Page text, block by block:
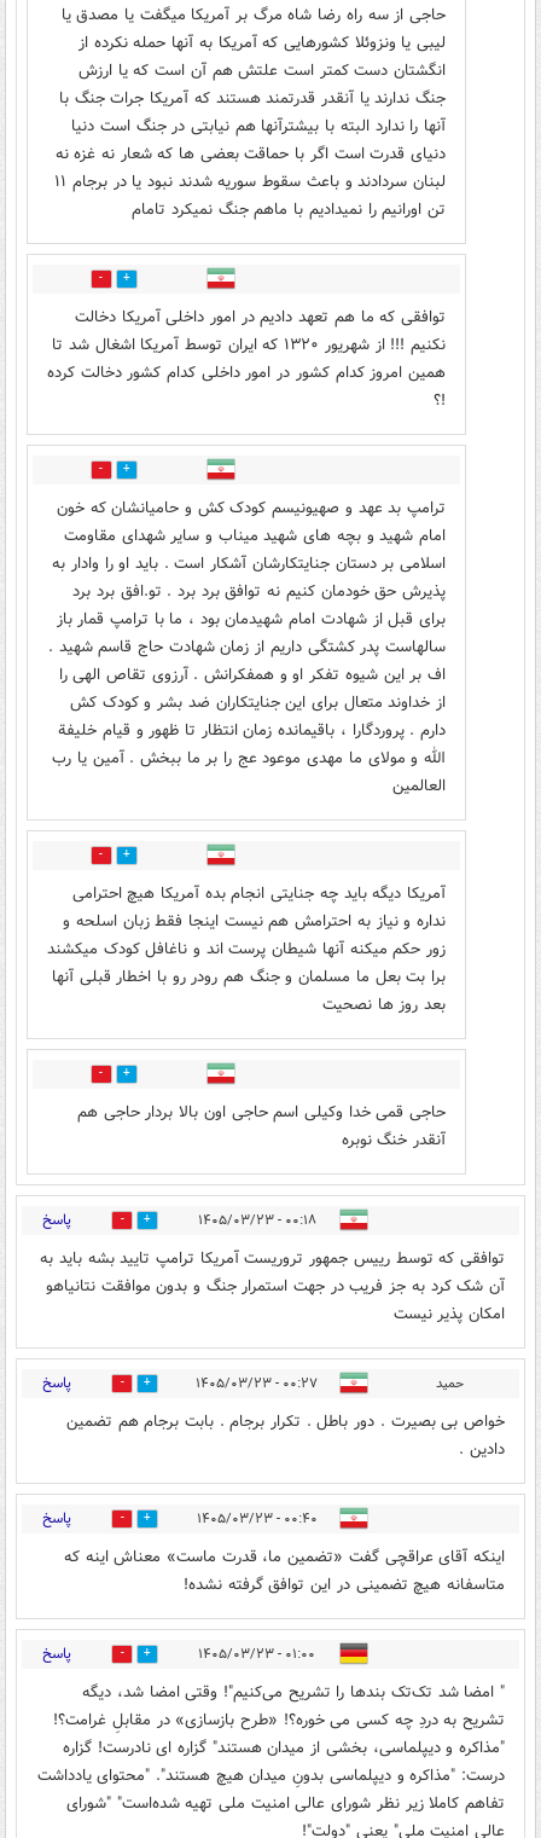
حاجی از سه راه رضا شاه مرگ بر آمریکا میگفت یا مصدق یا
لیبی یا ونزوئلا کشورهایی که آمریکا به آنها حمله نکرده از
انگشتان دست کمتر است علتش هم آن است که یا ارزش
جنگ ندارند یا آنقدر قدرتمند هستند که آمریکا جرات جنگ با
آنها را ندارد البته با بیشترآنها هم نیابتی در جنگ است دنیا
دنیای قدرت است اگر با حماقت بعضی ها که شعار نه غزه نه
لبنان سردادند و باعث سقوط سوریه شدند نبود یا در برجام ۱۱
تن اورانیم را نمیدادیم با ماهم جنگ نمیکرد تامام
11
توافقی که ما هم تعهد دادیم در امور داخلی آمریکا دخالت
نکنیم !!! از شهریور ۱۳۲۰ که ایران توسط آمریکا اشغال شد تا
همین امروز کدام کشور در امور داخلی کدام کشور دخالت کرده
!؟
2
ترامپ بد عهد و صهیونیسم کودک کش و حامیانشان که خون
امام شهید و بچه های شهید میناب و سایر شهدای مقاومت
اسلامی بر دستان جنایتکارشان آشکار است . باید او را وادار به
پذیرش حق خودمان کنیم نه توافق برد برد . تو.افق برد برد
برای قبل از شهادت امام شهیدمان بود ، ما با ترامپ قمار باز
سالهاست پدر کشتگی داریم از زمان شهادت حاج قاسم شهید .
اف بر این شیوه تفکر او و همفکرانش . آرزوی تقاص الهی را
از خداوند متعال برای این جنایتکاران ضد بشر و کودک کش
دارم . پروردگارا ، باقیمانده زمان انتظار تا ظهور و قیام خلیفة
الله و مولای ما مهدی موعود عج را بر ما ببخش . آمین یا رب
العالمین
0
آمریکا دیگه باید چه جنایتی انجام بده آمریکا هیچ احترامی
نداره و نیاز به احترامش هم نیست اینجا فقط زبان اسلحه و
زور حکم میکنه آنها شیطان پرست اند و ناغافل کودک میکشند
برا بت بعل ما مسلمان و جنگ هم رودر رو با اخطار قبلی آنها
بعد روز ها نصحیت
0
حاجی قمی خدا وکیلی اسم حاجی اون بالا بردار حاجی هم
آنقدر خنگ نوبره
۰۰:۱۸ - ۱۴۰۵/۰۳/۲۳ 23 پاسخ
توافقی که توسط رییس جمهور تروریست آمریکا ترامپ تایید بشه باید به
آن شک کرد به جز فریب در جهت استمرار جنگ و بدون موافقت نتانیاهو
امکان پذیر نیست
حمید ۰۰:۲۷ - ۱۴۰۵/۰۳/۲۳ 31 پاسخ
خواص بی بصیرت . دور باطل . تکرار برجام . بابت برجام هم تضمین
دادین .
۰۰:۴۰ - ۱۴۰۵/۰۳/۲۳ 24 پاسخ
اینکه آقای عراقچی گفت «تضمین ما، قدرت ماست» معناش اینه که
متاسفانه هیچ تضمینی در این توافق گرفته نشده!
۰۱:۰۰ - ۱۴۰۵/۰۳/۲۳ 25 پاسخ
" امضا شد تک‌تک بندها را تشریح می‌کنیم"! وقتی امضا شد، دیگه
تشریح به دردِ چه کسی می خوره؟! «طرح بازسازی» در مقابلِ غرامت؟!
"مذاکره و دیپلماسی، بخشی از میدان هستند" گزاره ای نادرست! گزاره
درست: "مذاکره و دیپلماسی بدونِ میدان هیچ هستند". "محتوای یادداشت
تفاهم کاملا زیر نظر شورای عالی امنیت ملی تهیه شده‌است" "شورای
عالی امنیت ملی" یعنی "دولت"!